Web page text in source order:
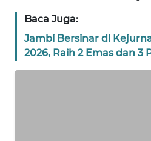
Baca Juga:
Jambi Bersinar di
2026, Raih 2 Emas dan 3
SUMUT